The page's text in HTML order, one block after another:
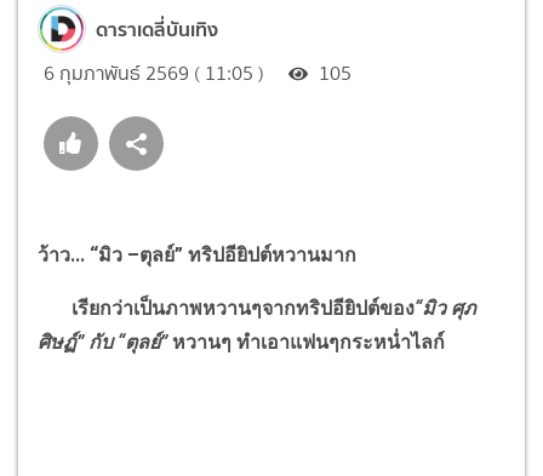
ดาราเดลี่บันเทิง
6 กุมภาพันธ์ 2569 ( 11:05 ) 105
ว้าว... “มิว –ตุลย์” ทริปอียิปต์หวานมาก
เรียกว่าเป็นภาพหวานๆจากทริปอียิปต์ของ“มิว ศุภ
ศิษฏ์” กับ“ตุลย์”หวานๆ ทำเอาแฟนๆกระหน่ำไลก์